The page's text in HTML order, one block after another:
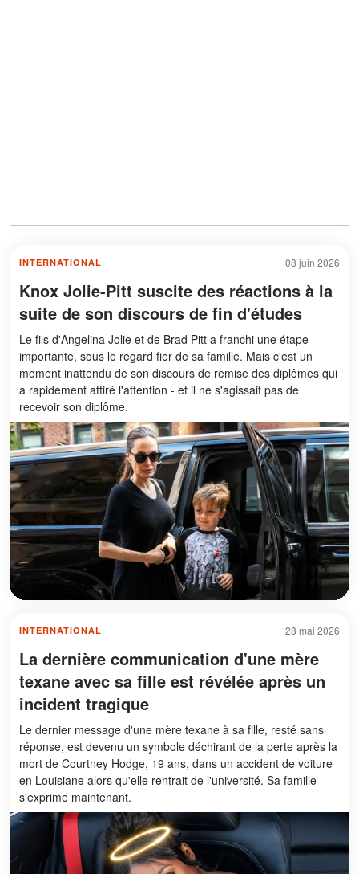
08 juin 2026
INTERNATIONAL
Knox Jolie-Pitt suscite des réactions à la
suite de son discours de fin d'études
Le fils d'Angelina Jolie et de Brad Pitt a franchi une étape
importante, sous le regard fier de sa famille. Mais c'est un
moment inattendu de son discours de remise des diplômes qui
a rapidement attiré l'attention - et il ne s'agissait pas de
recevoir son diplôme.
28 mai 2026
INTERNATIONAL
La dernière communication d'une mère
texane avec sa fille est révélée après un
incident tragique
Le dernier message d'une mère texane à sa fille, resté sans
réponse, est devenu un symbole déchirant de la perte après la
mort de Courtney Hodge, 19 ans, dans un accident de voiture
en Louisiane alors qu'elle rentrait de l'université. Sa famille
s'exprime maintenant.